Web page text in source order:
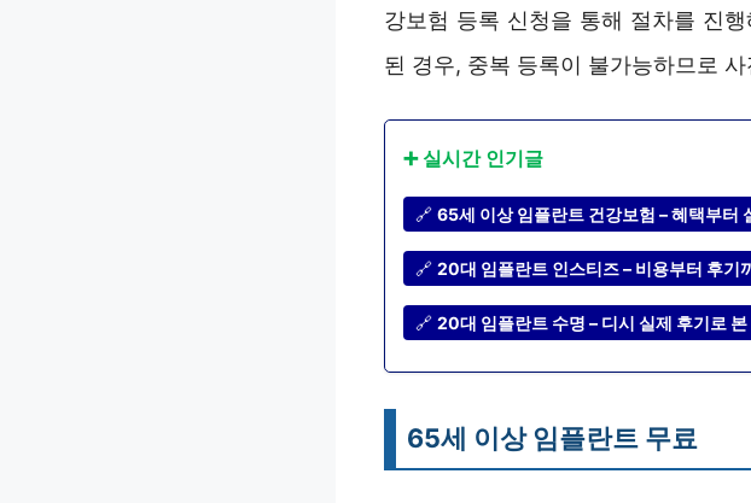
강보험 등록 신청을 통해 절차를 진
된 경우, 중복 등록이 불가능하므로
➕ 실시간 인기글
🔗 65세 이상 임플란트 건강보험 – 혜택부터
🔗 20대 임플란트 인스티즈 – 비용부터 후기
🔗 20대 임플란트 수명 – 디시 실제 후기로 본
65세 이상 임플란트 무료